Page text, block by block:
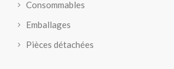
Consommables
Emballages
Pièces détachées